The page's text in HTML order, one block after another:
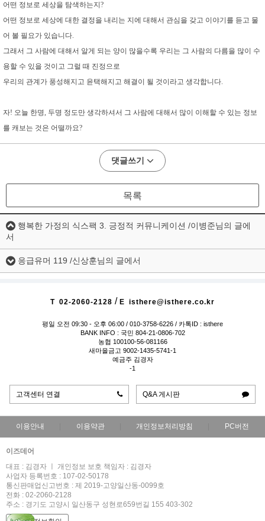
어떤 정보로 세상을 탐색하는지?
어떤 정보로 세상에 대한 결정을 내리는 지에 대해서 관심을 갖고 이야기를 듣고 물
어 볼 필요가 있습니다.
그래서 그 사람에 대해서 알게 되는 양이 많을수록 우리는 그 사람의 다름을 많이 수
용할 수 있을 것이고 그럴 때 진정으로
우리의 관계가 풍성해지고 윤택해지고 해결이 될 것이라고 생각합니다.
자! 오늘 한명, 두명 정도만 생각하셔서 그 사람에 대해서 많이 이해할 수 있는 정보
를 캐보는 것은 어떨까요?
댓글쓰기
목록
행복한 가정의 식스팩 3. 긍정적 커뮤니케이션 /이병준님의 글에
서
응급유머 119 /신상훈님의 글에서
T 02-2060-2128 / E isthere@isthere.co.kr
평일 오전 09:30 - 오후 06:00 / 010-3758-6226 / 카톡ID : isthere
BANK INFO : 국민 804-21-0806-702
농협 100100-56-081166
새마을금고 9002-1435-5741-1
예금주 김경자
-1
고객센터 연결 Q&A 게시판
이용안내 이용약관 개인정보처리방침 PC버전
이즈데어
대표 : 김경자 ㅣ 개인정보 보호 책임자 : 김경자
사업자 등록번호 : 107-02-50178
통신판매업신고번호 : 제 2019-고양일산동-0099호
전화 : 02-2060-2128
주소 : 경기도 고양시 일산동구 성현로659번길 155 403-302